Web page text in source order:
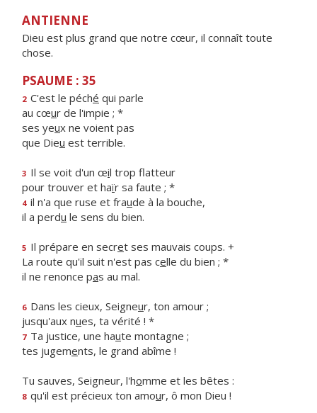
ANTIENNE
Dieu est plus grand que notre cœur, il connaît toute
chose.
PSAUME : 35
2 C'est le péché qui parle
au cœur de l'impie ; *
ses yeux ne voient pas
que Dieu est terrible.
3 Il se voit d'un œil trop flatteur
pour trouver et haïr sa faute ; *
4 il n'a que ruse et fraude à la bouche,
il a perdu le sens du bien.
5 Il prépare en secret ses mauvais coups. +
La route qu'il suit n'est pas celle du bien ; *
il ne renonce pas au mal.
6 Dans les cieux, Seigneur, ton amour ;
jusqu'aux nues, ta vérité ! *
7 Ta justice, une haute montagne ;
tes jugements, le grand abîme !
Tu sauves, Seigneur, l'homme et les bêtes :
8 qu'il est précieux ton amour, ô mon Dieu !